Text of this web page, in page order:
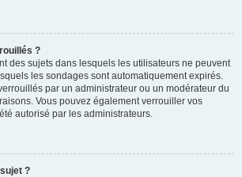
?
des sujets dans lesquels les utilisateurs ne peuvent
les sondages sont automatiquement expirés.
par un administrateur ou un modérateur du
Vous pouvez également verrouiller vos
autorisé par les administrateurs.
?